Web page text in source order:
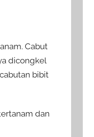
Cabut
dicongkel
bibit
dan